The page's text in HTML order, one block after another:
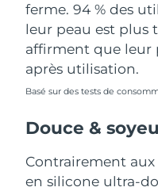
ferme. 94 % des
leur peau est plus
affirment que leur
après utilisation.
Basé sur des tests de
Douce &
Contrairement
en silicone ultra-